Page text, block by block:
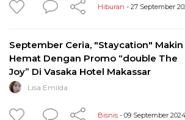
Hiburan - 27 September
September Ceria, "Staycation" Makin
Hemat Dengan Promo “double The
Joy” Di Vasaka Hotel Makassar
Lisa Emilda
Bisnis - 09 September